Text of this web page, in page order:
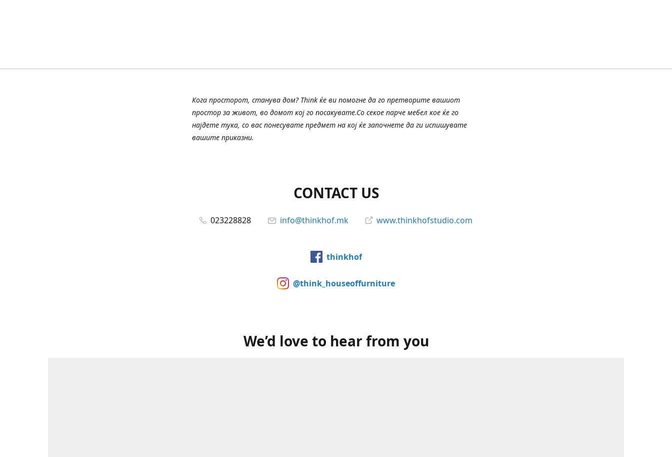
Кога просторот, станува дом? Think ќе ви помогне да го претворите вашиот
простор за живот, во домот кој го посакувате.Со секое парче мебел кое ќе го
најдете тука, со вас понесувате предмет на кој ќе започнете да ги испишувате
вашите приказни.
CONTACT US
023228828 info@thinkhof.mk www.thinkhofstudio.com
thinkhof
@think_houseoffurniture
We’d love to hear from you